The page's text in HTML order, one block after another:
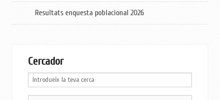
Resultats enquesta poblacional 2026
Cercador